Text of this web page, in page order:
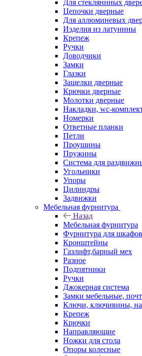
Для стекляннных
Цепочки дверные
Для аллюминевых
Изделия из латунины
Крепеж
Ручки
Доводчики
Замки
Глазки
Защелки дверные
Крючки дверные
Молотки дверные
Накладки, wc-
Номерки
Ответные планки
Петли
Проушины
Пружины
Система для
Угольники
Упоры
Цилиндры
Задвижки
Мебельная фурнитура
Назад
Мебельная фурнитура
Фурнитура для
Кронштейны
Газлифт,барный мех
Разное
Подпятники
Ручки
Джокерная система
Замки мебельные,
Ключи, ключивины,
Крепеж
Крючки
Направляющие
Ножки для стола
Опоры колесные